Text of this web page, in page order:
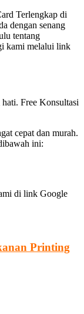
Terlengkap di
dengan senang
tentang
kami melalui link
Free Konsultasi
cepat dan murah.
ini:
di link Google
Printing